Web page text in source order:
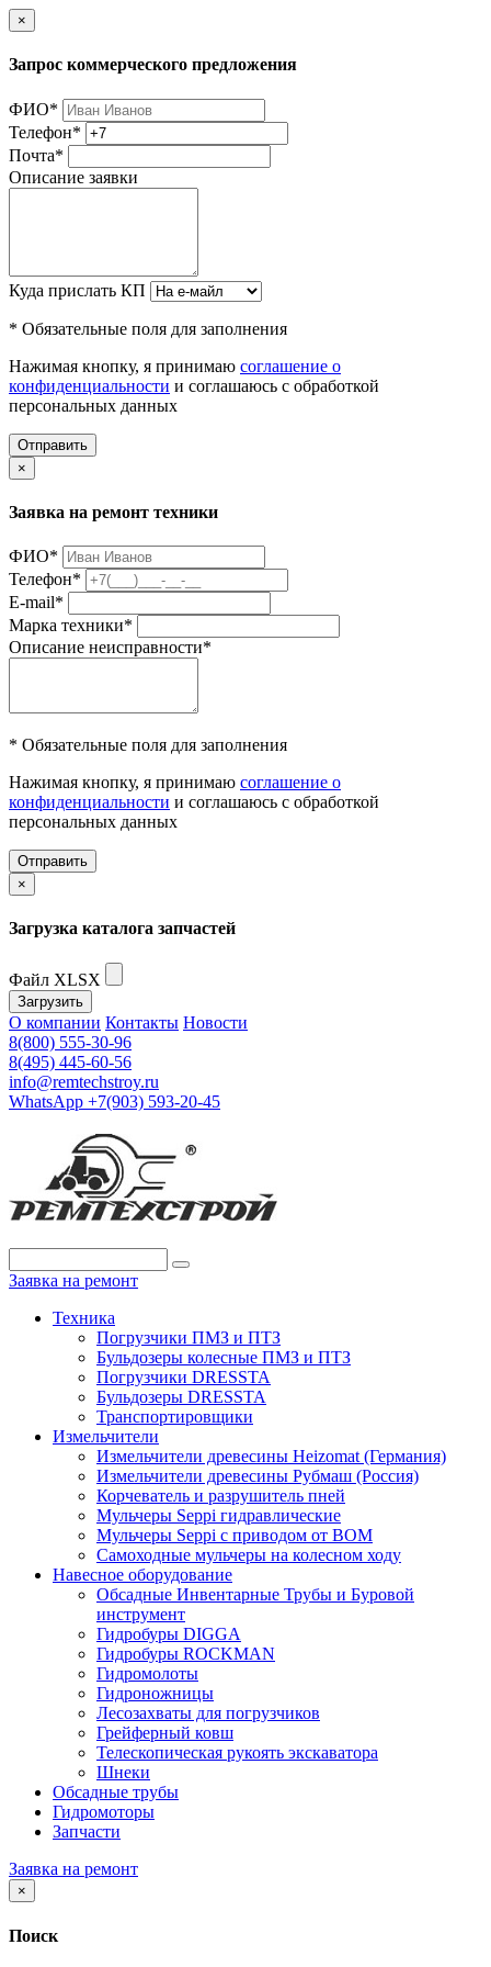
×
Запрос коммерческого предложения
ФИО*
Телефон*
Почта*
Описание заявки
Куда прислать КП
* Обязательные поля для заполнения
Нажимая кнопку, я принимаю соглашение о
конфиденциальности и соглашаюсь с обработкой
персональных данных
Отправить
×
Заявка на ремонт техники
ФИО*
Телефон*
E-mail*
Марка техники*
Описание неисправности*
* Обязательные поля для заполнения
Нажимая кнопку, я принимаю соглашение о
конфиденциальности и соглашаюсь с обработкой
персональных данных
Отправить
×
Загрузка каталога запчастей
Файл XLSX
Загрузить
О компании Контакты Новости
8(800) 555-30-96
8(495) 445-60-56
info@remtechstroy.ru
WhatsApp +7(903) 593-20-45
Заявка на ремонт
Техника
Погрузчики ПМЗ и ПТЗ
Бульдозеры колесные ПМЗ и ПТЗ
Погрузчики DRESSTA
Бульдозеры DRESSTA
Транспортировщики
Измельчители
Измельчители древесины Heizomat (Германия)
Измельчители древесины Рубмаш (Россия)
Корчеватель и разрушитель пней
Мульчеры Seppi гидравлические
Мульчеры Seppi с приводом от ВОМ
Самоходные мульчеры на колесном ходу
Навесное оборудование
Обсадные Инвентарные Трубы и Буровой
инструмент
Гидробуры DIGGA
Гидробуры ROCKMAN
Гидромолоты
Гидроножницы
Лесозахваты для погрузчиков
Грейферный ковш
Телескопическая рукоять экскаватора
Шнеки
Обсадные трубы
Гидромоторы
Запчасти
Заявка на ремонт
×
Поиск